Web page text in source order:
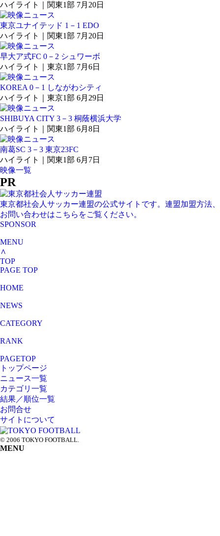
ハイライト｜関東1部 7月20日
東京ユナイテッド 1－1 EDO
ハイライト｜関東1部 7月20日
早大ア式FC 0－2 シュワーボ
ハイライト｜東京1部 7月6日
KOREA 0－1 しながわシティ
ハイライト｜東京1部 6月29日
SHIBUYA CITY 3－3 桐蔭横浜大学
ハイライト｜関東1部 6月8日
南葛SC 3－3 東京23FC
ハイライト｜関東1部 6月7日
映像一覧
PR
東京都社会人サッカー連盟の公式サイトです。連盟加盟方法、
お問い合わせはこちらをご覧ください。
SPONSOR
MENU
∧
TOP
PAGE TOP
HOME
NEWS
CATEGORY
RANK
PAGETOP
トップページ
ニュース一覧
カテゴリ一覧
結果／順位一覧
お問合せ
サイトについて
© 2006 TOKYO FOOTBALL.
MENU